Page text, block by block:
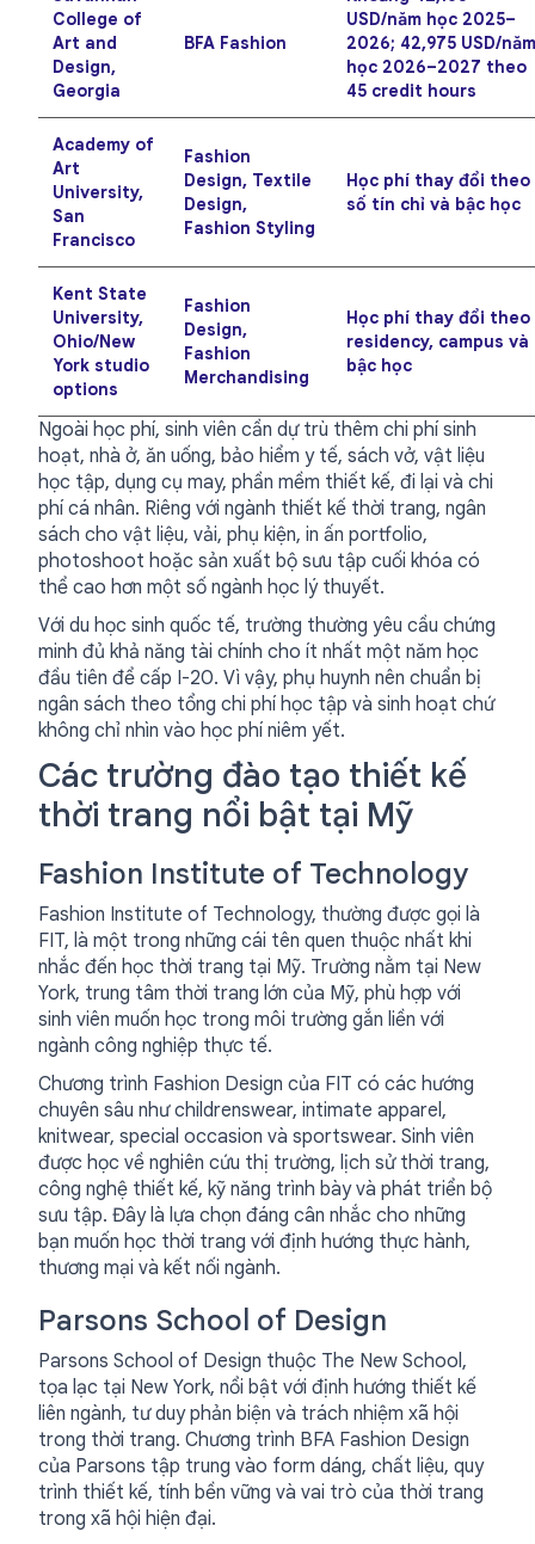
College of
Art and
Design,
Georgia
BFA Fashion
USD/năm học 2025–
2026; 42,975 USD/năm
học 2026–2027 theo
45 credit hours
Academy of
Art
University,
San
Francisco
Fashion
Design, Textile
Design,
Fashion Styling
Học phí thay đổi theo
số tín chỉ và bậc học
Kent State
University,
Ohio/New
York studio
options
Fashion
Design,
Fashion
Merchandising
Học phí thay đổi theo
residency, campus và
bậc học
Ngoài học phí, sinh viên cần dự trù thêm chi phí sinh
hoạt, nhà ở, ăn uống, bảo hiểm y tế, sách vở, vật liệu
học tập, dụng cụ may, phần mềm thiết kế, đi lại và chi
phí cá nhân. Riêng với ngành thiết kế thời trang, ngân
sách cho vật liệu, vải, phụ kiện, in ấn portfolio,
photoshoot hoặc sản xuất bộ sưu tập cuối khóa có
thể cao hơn một số ngành học lý thuyết.
Với du học sinh quốc tế, trường thường yêu cầu chứng
minh đủ khả năng tài chính cho ít nhất một năm học
đầu tiên để cấp I-20. Vì vậy, phụ huynh nên chuẩn bị
ngân sách theo tổng chi phí học tập và sinh hoạt chứ
không chỉ nhìn vào học phí niêm yết.
Các trường đào tạo thiết kế
thời trang nổi bật tại Mỹ
Fashion Institute of Technology
Fashion Institute of Technology, thường được gọi là
FIT, là một trong những cái tên quen thuộc nhất khi
nhắc đến học thời trang tại Mỹ. Trường nằm tại New
York, trung tâm thời trang lớn của Mỹ, phù hợp với
sinh viên muốn học trong môi trường gắn liền với
ngành công nghiệp thực tế.
Chương trình Fashion Design của FIT có các hướng
chuyên sâu như childrenswear, intimate apparel,
knitwear, special occasion và sportswear. Sinh viên
được học về nghiên cứu thị trường, lịch sử thời trang,
công nghệ thiết kế, kỹ năng trình bày và phát triển bộ
sưu tập. Đây là lựa chọn đáng cân nhắc cho những
bạn muốn học thời trang với định hướng thực hành,
thương mại và kết nối ngành.
Parsons School of Design
Parsons School of Design thuộc The New School,
tọa lạc tại New York, nổi bật với định hướng thiết kế
liên ngành, tư duy phản biện và trách nhiệm xã hội
trong thời trang. Chương trình BFA Fashion Design
của Parsons tập trung vào form dáng, chất liệu, quy
trình thiết kế, tính bền vững và vai trò của thời trang
trong xã hội hiện đại.